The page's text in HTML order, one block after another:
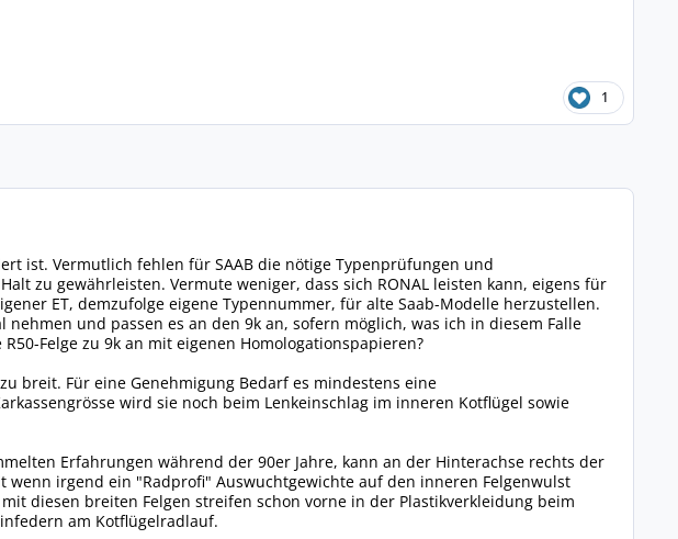
1
ist. Vermutlich fehlen für SAAB die nötige Typenprüfungen und
zu gewährleisten. Vermute weniger, dass sich RONAL leisten kann, eigens für
ET, demzufolge eigene Typennummer, für alte Saab-Modelle herzustellen.
und passen es an den 9k an, sofern möglich, was ich in diesem Falle
Felge zu 9k an mit eigenen Homologationspapieren?
breit. Für eine Genehmigung Bedarf es mindestens eine
wird sie noch beim Lenkeinschlag im inneren Kotflügel sowie
Erfahrungen während der 90er Jahre, kann an der Hinterachse rechts der
irgend ein "Radprofi" Auswuchtgewichte auf den inneren Felgenwulst
diesen breiten Felgen streifen schon vorne in der Plastikverkleidung beim
am Kotflügelradlauf.